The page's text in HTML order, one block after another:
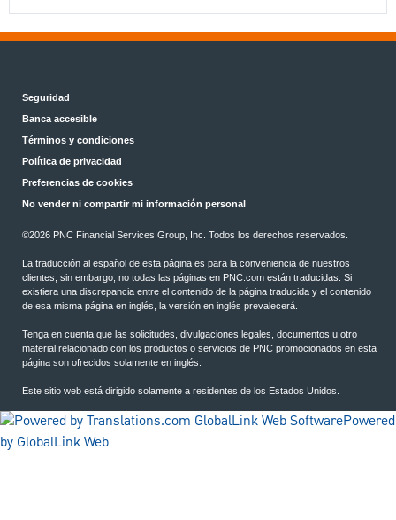
Seguridad
Banca accesible
Términos y condiciones
Política de privacidad
Preferencias de cookies
No vender ni compartir mi información personal
©2026 PNC Financial Services Group, Inc. Todos los derechos reservados.
La traducción al español de esta página es para la conveniencia de nuestros
clientes; sin embargo, no todas las páginas en PNC.com están traducidas. Si
existiera una discrepancia entre el contenido de la página traducida y el contenido
de esa misma página en inglés, la versión en inglés prevalecerá.
Tenga en cuenta que las solicitudes, divulgaciones legales, documentos u otro
material relacionado con los productos o servicios de PNC promocionados en esta
página son ofrecidos solamente en inglés.
Este sitio web está dirigido solamente a residentes de los Estados Unidos.
Powered
by GlobalLink Web